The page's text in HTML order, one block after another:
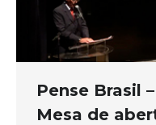
Pense Brasil
Mesa de